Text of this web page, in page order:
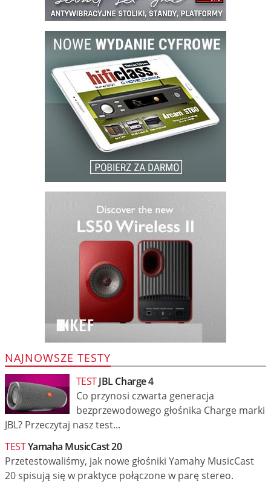
NAJNOWSZE TESTY
TESTJBL Charge 4
Co przynosi czwarta generacja
bezprzewodowego głośnika Charge marki
JBL? Przeczytaj nasz test...
TESTYamaha MusicCast 20
Przetestowaliśmy, jak nowe głośniki Yamahy MusicCast
20 spisują się w praktyce połączone w parę stereo.